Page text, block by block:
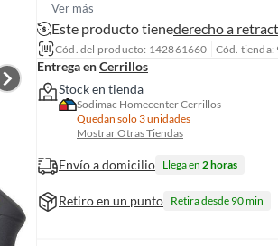
Ver más
Este producto tienederecho a
Cód. del producto: 142861660 Cód.
Entrega enCerrillos
Stock en tienda
Sodimac Homecenter Cerrillos
Quedan solo 3 unidades
Mostrar Otras Tiendas
Envío a domicilio Llega en 2 horas
Retiro en un punto Retira desde 90 min